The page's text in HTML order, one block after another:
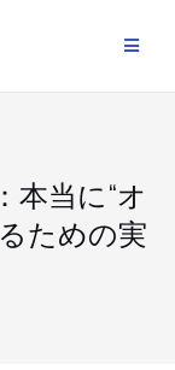
本当に“オ
ための実